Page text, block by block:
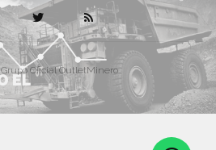
Grupo Oficial OutletMinero